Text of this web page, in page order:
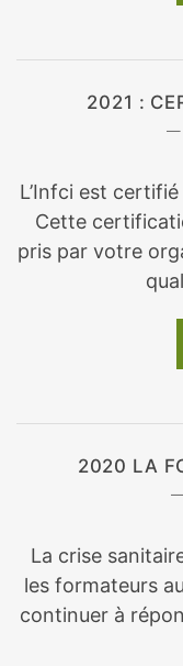
2021 :
L’Infci est
Cette
pris par votre
2020 LA
La crise
les formateurs
continuer à